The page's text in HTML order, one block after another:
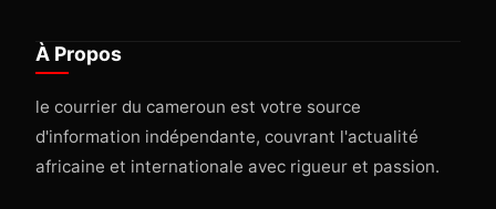
À Propos
le courrier du cameroun est votre source
d'information indépendante, couvrant l'actualité
africaine et internationale avec rigueur et passion.